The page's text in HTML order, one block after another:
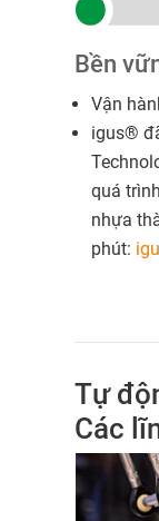
Bền
Vận
igus®
quá
nhựa
phút:
Tự
Các